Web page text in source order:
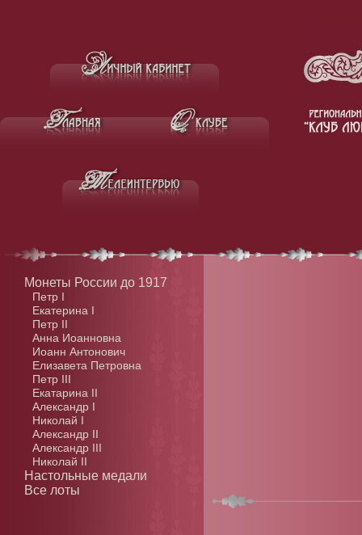
Монеты России до 1917
Петр I
Екатерина I
Петр II
Анна Иоанновна
Иоанн Антонович
Елизавета Петровна
Петр III
Екатарина II
Александр I
Николай I
Александр II
Александр III
Николай II
Настольные медали
Все лоты